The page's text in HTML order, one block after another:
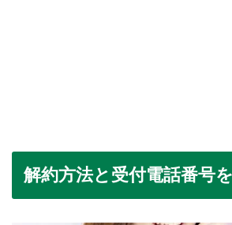
解約方法と受付電話番号